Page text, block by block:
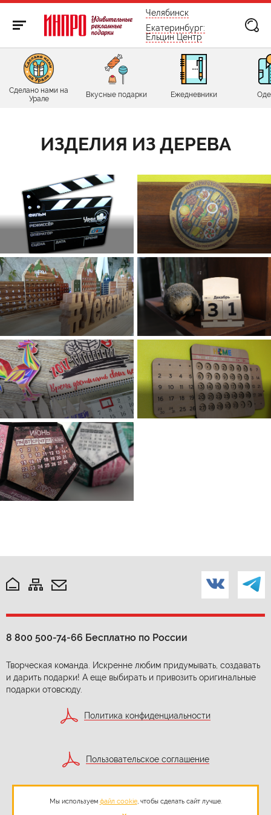
бесплатно по России
Челябинск
Екатеринбург:
Ельцин Центр
Сделано нами на
Урале
Вкусные подарки Ежедневники
ИЗДЕЛИЯ ИЗ ДЕРЕВА
8 800 500-74-66 Бесплатно по России
Творческая команда. Искренне любим придумывать, создавать
и дарить подарки! А еще выбирать и привозить оригинальные
подарки отовсюду.
Политика конфиденциальности
Пользовательское соглашение
Согласие на обработку персональных данных
Мы используем файл cookie, чтобы сделать сайт лучше.